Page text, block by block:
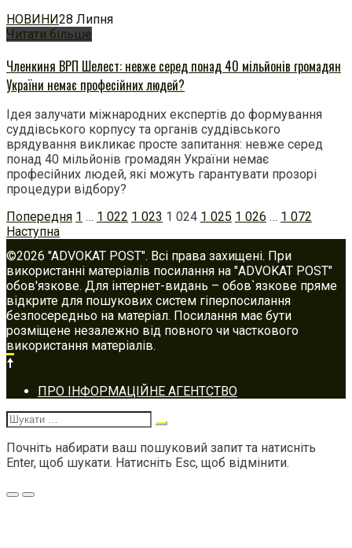
НОВИНИ28 Липня
Читати більше
Членкиня ВРП Шелест: невже серед понад 40 мільйонів громадян
України немає професійних людей?
Ідея залучати міжнародних експертів до формування
суддівського корпусу та органів суддівського
врядування викликає просте запитання: невже серед
понад 40 мільйонів громадян України немає
професійних людей, які можуть гарантувати прозорі
процедури відбору?
Posts
navigation
Попередня 1 … 1 022 1 023 1 024 1 025 1 026 … 1 072
Наступна
©2026 "ADVOKAT POST". Всі права захищені. При
використанні матеріалів посилання на "ADVOKAT POST"
обов'язкове. Для інтернет-видань – обов`язкове пряме
відкрите для пошукових систем гіперпосилання
безпосередньо на матеріал. Посилання має бути
розміщене незалежно від повного чи часткового
використання матеріалів.
Footer
navigation
ПРО ІНФОРМАЦІЙНЕ АГЕНТСТВО
Шукати:
Почніть набирати ваш пошуковий запит та натисніть
Enter, щоб шукати. Натисніть Esc, щоб відмінити.
Меню